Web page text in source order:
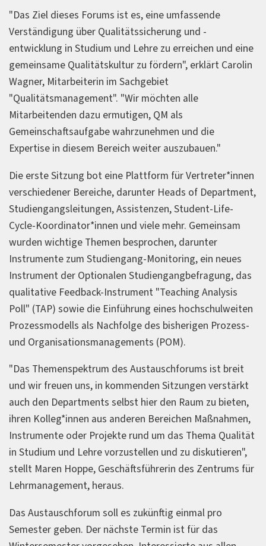
"Das Ziel dieses Forums ist es, eine umfassende
Verständigung über Qualitätssicherung und -
entwicklung in Studium und Lehre zu erreichen und eine
gemeinsame Qualitätskultur zu fördern", erklärt Carolin
Wagner, Mitarbeiterin im Sachgebiet
"Qualitätsmanagement". "Wir möchten alle
Mitarbeitenden dazu ermutigen, QM als
Gemeinschaftsaufgabe wahrzunehmen und die
Expertise in diesem Bereich weiter auszubauen."
Die erste Sitzung bot eine Plattform für Vertreter*innen
verschiedener Bereiche, darunter Heads of Department,
Studiengangsleitungen, Assistenzen, Student-Life-
Cycle-Koordinator*innen und viele mehr. Gemeinsam
wurden wichtige Themen besprochen, darunter
Instrumente zum Studiengang-Monitoring, ein neues
Instrument der Optionalen Studiengangbefragung, das
qualitative Feedback-Instrument "Teaching Analysis
Poll" (TAP) sowie die Einführung eines hochschulweiten
Prozessmodells als Nachfolge des bisherigen Prozess-
und Organisationsmanagements (POM).
"Das Themenspektrum des Austauschforums ist breit
und wir freuen uns, in kommenden Sitzungen verstärkt
auch den Departments selbst hier den Raum zu bieten,
ihren Kolleg*innen aus anderen Bereichen Maßnahmen,
Instrumente oder Projekte rund um das Thema Qualität
in Studium und Lehre vorzustellen und zu diskutieren",
stellt Maren Hoppe, Geschäftsführerin des Zentrums für
Lehrmanagement, heraus.
Das Austauschforum soll es zukünftig einmal pro
Semester geben. Der nächste Termin ist für das